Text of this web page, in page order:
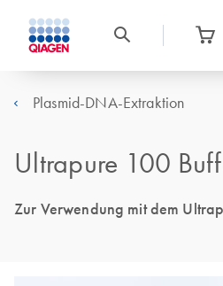
Plasmid-DNA-Extraktion
Ultrapure 100
Zur Verwendung mit dem